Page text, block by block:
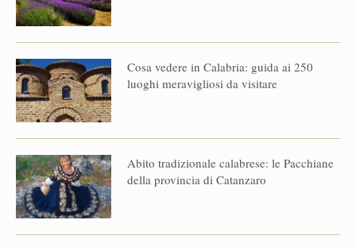
Cosa vedere in Calabria: guida ai 250
luoghi meravigliosi da visitare
Abito tradizionale calabrese: le Pacchiane
della provincia di Catanzaro